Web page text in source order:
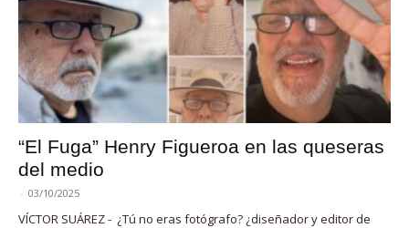
“El Fuga” Henry Figueroa en las queseras
del medio
- 03/10/2025
VÍCTOR SUÁREZ - ¿Tú no eras fotógrafo? ¿diseñador y editor de